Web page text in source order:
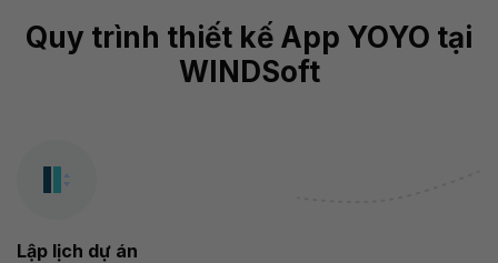
Quy trình thiết kế App YOYO tại
WINDSoft
Lập lịch dự án